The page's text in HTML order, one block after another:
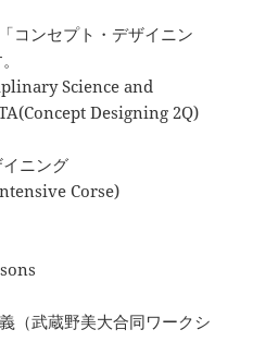
コンセプト・デザイニン
Science and
Designing 2Q)
ニング
Corse)
（武蔵野美大合同ワークシ